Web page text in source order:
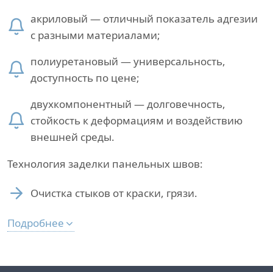
акриловый — отличный показатель адгезии
с разными материалами;
полиуретановый — универсальность,
доступность по цене;
двухкомпонентный — долговечность,
стойкость к деформациям и воздействию
внешней среды.
Технология заделки панельных швов:
Очистка стыков от краски, грязи.
Подробнее